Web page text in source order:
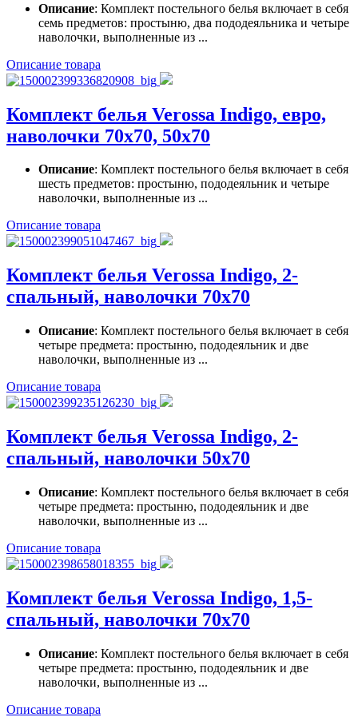
Описание: Комплект постельного белья включает в себя
семь предметов: простыню, два пододеяльника и четыре
наволочки, выполненные из ...
Описание товара
Комплект белья Verossa Indigo, евро,
наволочки 70х70, 50х70
Описание: Комплект постельного белья включает в себя
шесть предметов: простыню, пододеяльник и четыре
наволочки, выполненные из ...
Описание товара
Комплект белья Verossa Indigo, 2-
спальный, наволочки 70х70
Описание: Комплект постельного белья включает в себя
четыре предмета: простыню, пододеяльник и две
наволочки, выполненные из ...
Описание товара
Комплект белья Verossa Indigo, 2-
спальный, наволочки 50х70
Описание: Комплект постельного белья включает в себя
четыре предмета: простыню, пододеяльник и две
наволочки, выполненные из ...
Описание товара
Комплект белья Verossa Indigo, 1,5-
спальный, наволочки 70х70
Описание: Комплект постельного белья включает в себя
четыре предмета: простыню, пододеяльник и две
наволочки, выполненные из ...
Описание товара